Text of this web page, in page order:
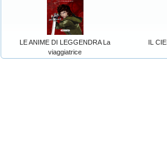
LE ANIME DI LEGGENDRA La
viaggiatrice
IL